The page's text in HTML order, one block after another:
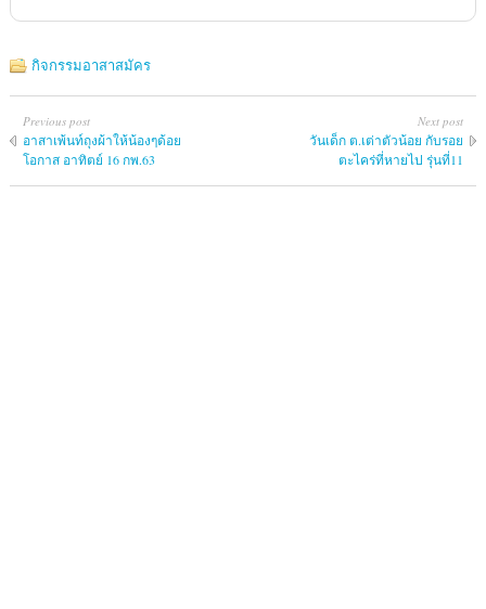
กิจกรรมอาสาสมัคร
Previous post
อาสาเพ้นท์ถุงผ้าให้น้องๆด้อย
โอกาส อาทิตย์ 16 กพ.63
Next post
วันเด็ก ต.เต่าตัวน้อย กับรอย
ตะไคร่ที่หายไป รุ่นที่11